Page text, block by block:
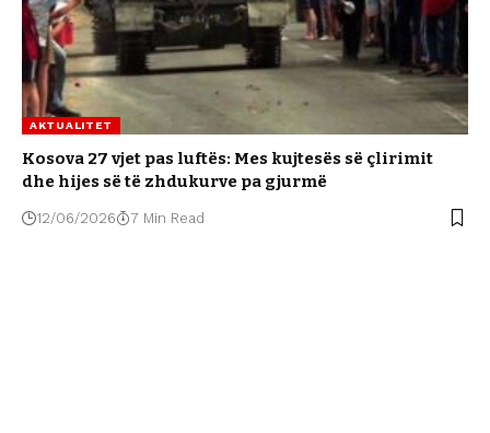
AKTUALITET
Kosova 27 vjet pas luftës: Mes kujtesës së çlirimit
dhe hijes së të zhdukurve pa gjurmë
12/06/2026 7 Min Read